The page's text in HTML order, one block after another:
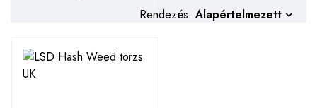
Rendezés Alapértelmezett